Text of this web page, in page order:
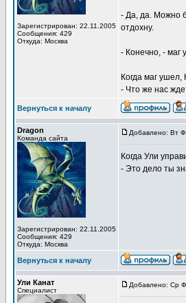
Зарегистрирован: 22.11.2005
Сообщения: 429
Откуда: Москва
- Да, да. Можно
отдохну.
- Конечно, - маг
Когда маг
- Что же нас
Вернуться к началу
Dragon
Команда сайта
Зарегистрирован: 22.11.2005
Сообщения: 429
Откуда: Москва
Добавлено: Вт
Когда Ули
- Это дело ты
Вернуться к началу
Ули Канат
Специалист
Добавлено: Ср